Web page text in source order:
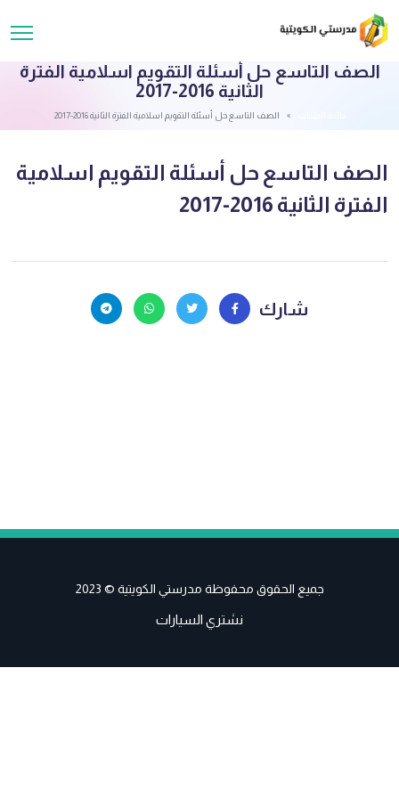
الصف التاسع حل أسئلة التقويم اسلامية الفترة
الثانية 2016-2017
الصف التاسع حل أسئلة التقويم اسلامية الفترة الثانية 2016-2017
الصف التاسع حل أسئلة التقويم اسلامية
الفترة الثانية 2016-2017
شارك
جميع الحقوق محفوظة مدرستي الكويتية © 2023
نشتري السيارات